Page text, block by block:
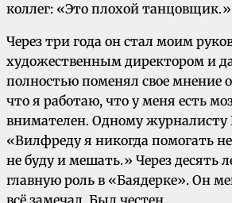
коллег: «Это плохой танцовщик.»
Через три года он стал моим
художественным директором и
полностью поменял свое мнение
что я работаю, что у меня есть
внимателен. Одному журналисту
«Вилфреду я никогда помогать
не буду и мешать.» Через десять
главную роль в «Баядерке». Он